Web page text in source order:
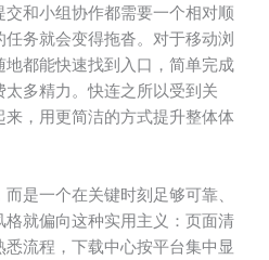
和小组协作都需要一个相对顺
务就会变得拖沓。对于移动浏
都能快速找到入口，简单完成
多精力。快连之所以受到关
，用更简洁的方式提升整体体
是一个在关键时刻足够可靠、
就偏向这种实用主义：页面清
流程，下载中心按平台集中显